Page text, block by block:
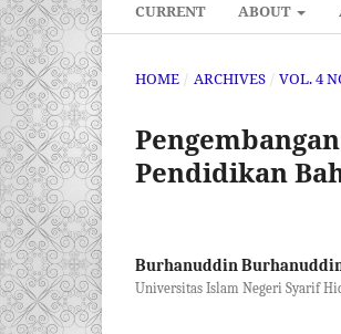
CURRENT ABOUT
HOME / ARCHIVES / VOL. 4
Pendidikan
Burhanuddin
Universitas Islam Negeri Syarif